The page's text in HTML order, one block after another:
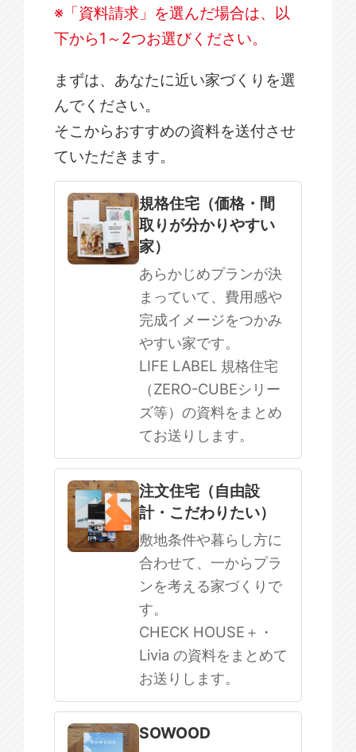
※「資料請求」を選んだ場合は、以
下から1～2つお選びください。
まずは、あなたに近い家づくりを選
んでください。
そこからおすすめの資料を送付させ
ていただきます。
規格住宅
注文住宅
SOWOOD
まだ何も決まっていない
規格住宅（価格・間
取りが分かりやすい
家）
あらかじめプランが決
まっていて、費用感や
完成イメージをつかみ
やすい家です。
LIFE LABEL 規格住宅
（ZERO-CUBEシリー
ズ等）の資料をまとめ
てお送りします。
注文住宅（自由設
計・こだわりたい）
敷地条件や暮らし方に
合わせて、一からプラ
ンを考える家づくりで
す。
CHECK HOUSE＋・
Livia の資料をまとめて
お送りします。
SOWOOD